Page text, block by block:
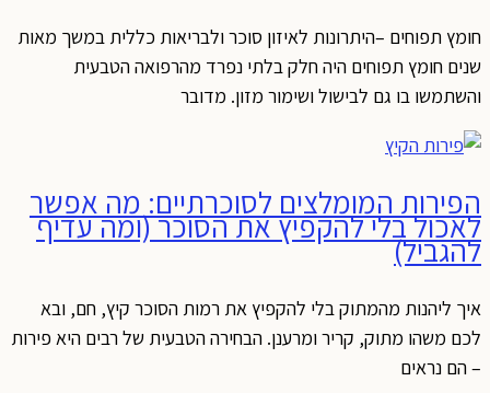
חומץ תפוחים –היתרונות לאיזון סוכר ולבריאות כללית במשך מאות
שנים חומץ תפוחים היה חלק בלתי נפרד מהרפואה הטבעית
והשתמשו בו גם לבישול ושימור מזון. מדובר
הפירות המומלצים לסוכרתיים: מה אפשר
לאכול בלי להקפיץ את הסוכר (ומה עדיף
להגביל)
איך ליהנות מהמתוק בלי להקפיץ את רמות הסוכר קיץ, חם, ובא
לכם משהו מתוק, קריר ומרענן. הבחירה הטבעית של רבים היא פירות
– הם נראים